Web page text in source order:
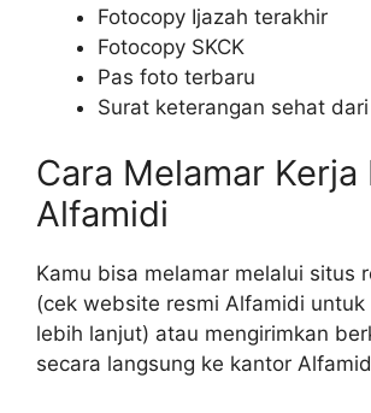
Fotocopy Ijazah terakhir
Fotocopy SKCK
Pas foto terbaru
Surat keterangan sehat
Cara Melamar Kerja
Alfamidi
Kamu bisa melamar melalui situs
(cek website resmi Alfamidi untuk
lebih lanjut) atau mengirimkan
secara langsung ke kantor